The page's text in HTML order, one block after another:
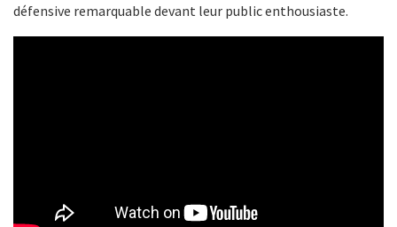
défensive remarquable devant leur public enthousiaste.